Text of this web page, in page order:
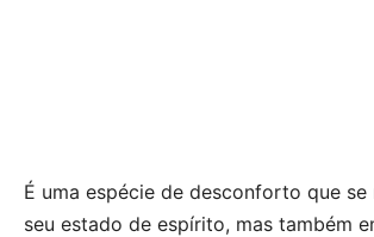
É uma espécie de desconforto que se
seu estado de espírito, mas também